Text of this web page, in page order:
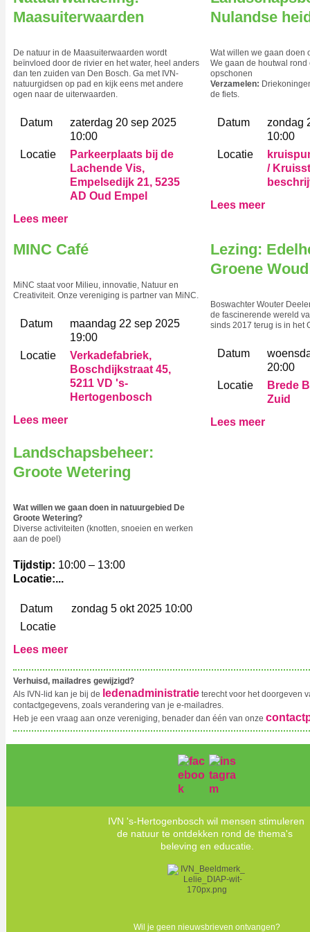
Maasuiterwaarden
De natuur in de Maasuiterwaarden wordt
beïnvloed door de rivier en het water, heel anders
dan ten zuiden van Den Bosch. Ga met IVN-
natuurgidsen op pad en kijk eens met andere
ogen naar de uiterwaarden.
Datum
zaterdag 20 sep 2025
10:00
Locatie
Parkeerplaats bij de
Lachende Vis,
Empelsedijk 21, 5235
AD Oud Empel
Lees meer
Nulandse
Wat willen we gaan
We gaan de houtwal
opschonen
Verzamelen:
de fiets.
Datum
zondag
10:00
Locatie
/
Lees meer
MINC Café
MiNC staat voor Milieu, innovatie, Natuur en
Creativiteit. Onze vereniging is partner van MiNC.
Datum
maandag 22 sep 2025
19:00
Locatie
Verkadefabriek,
Boschdijkstraat 45,
5211 VD 's-
Hertogenbosch
Lees meer
Lezing:
Groene Woud
Boswachter Wouter
de fascinerende wereld
sinds 2017 terug is in het
Datum
20:00
Locatie
Brede
Zuid
Lees meer
Landschapsbeheer:
Groote Wetering
Wat willen we gaan doen in natuurgebied De
Groote Wetering?
Diverse activiteiten (knotten, snoeien en werken
aan de poel)
Tijdstip: 10:00 – 13:00
Locatie:...
Datum
zondag 5 okt 2025 10:00
Locatie
Lees meer
‍Verhuisd, mailadres gewijzigd?
Als IVN-lid kan je bij de ledenadministratie terecht voor het doorgeven
contactgegevens, zoals verandering van je e-mailadres.
Heb je een vraag aan onze vereniging, benader dan één van onze
IVN 's-Hertogenbosch wil mensen stimuleren
de natuur te ontdekken rond de thema's
beleving en educatie.
Wil je geen nieuwsbrieven ontvangen?